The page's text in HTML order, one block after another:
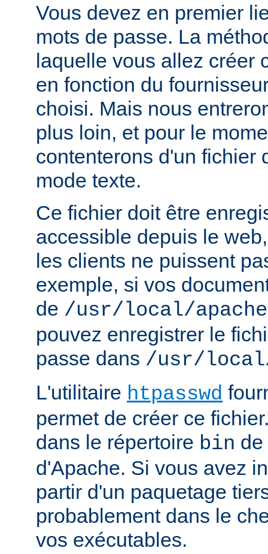
Vous devez en premier
mots de passe. La
laquelle vous allez créer
en fonction du
choisi. Mais nous
plus loin, et pour le
contenterons d'un fichier
mode texte.
Ce fichier doit être
accessible depuis le
les clients ne puissent
exemple, si vos
de /usr/local/
pouvez enregistrer le
passe dans /usr/local/
L'utilitaire htpasswd
permet de créer ce
dans le répertoire bin
d'Apache. Si vous avez
partir d'un paquetage
probablement dans le
vos exécutables.